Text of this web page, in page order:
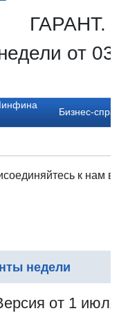
ГАРАНТ.
от
Бизнес-
к нам в:
недели
от 1